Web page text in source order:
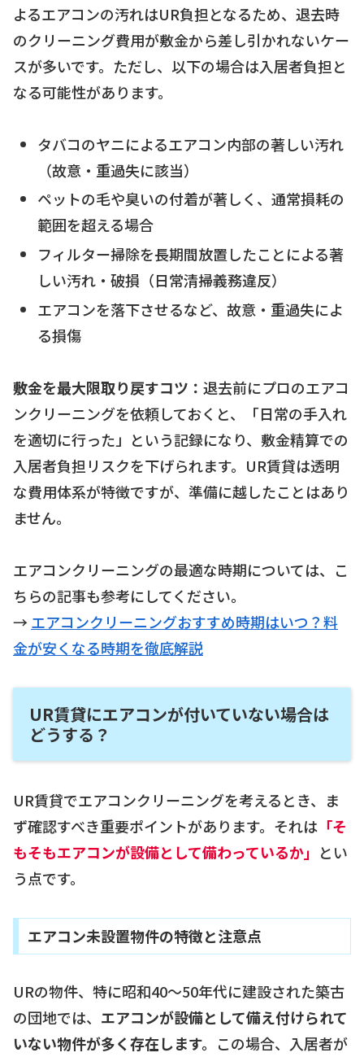
よるエアコンの汚れはUR負担となるため、退去時
のクリーニング費用が敷金から差し引かれないケー
スが多いです。ただし、以下の場合は入居者負担と
なる可能性があります。
タバコのヤニによるエアコン内部の著しい汚れ
（故意・重過失に該当）
ペットの毛や臭いの付着が著しく、通常損耗の
範囲を超える場合
フィルター掃除を長期間放置したことによる著
しい汚れ・破損（日常清掃義務違反）
エアコンを落下させるなど、故意・重過失によ
る損傷
敷金を最大限取り戻すコツ： 退去前にプロのエアコ
ンクリーニングを依頼しておくと、「日常の手入れ
を適切に行った」という記録になり、敷金精算での
入居者負担リスクを下げられます。UR賃貸は透明
な費用体系が特徴ですが、準備に越したことはあり
ません。
エアコンクリーニングの最適な時期については、こ
ちらの記事も参考にしてください。
→ エアコンクリーニングおすすめ時期はいつ？料
金が安くなる時期を徹底解説
UR賃貸にエアコンが付いていない場合は
どうする？
UR賃貸でエアコンクリーニングを考えるとき、ま
ず確認すべき重要ポイントがあります。それは 「そ
もそもエアコンが設備として備わっているか」 とい
う点です。
エアコン未設置物件の特徴と注意点
URの物件、特に昭和40〜50年代に建設された築古
の団地では、 エアコンが設備として備え付けられて
いない物件が多く存在します。 この場合、入居者が